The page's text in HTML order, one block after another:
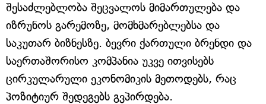
შესაძლებლობა შეცვალოს მიმართულება და
იზრუნოს გარემოზე, მომხმარებლებსა და
საკუთარ ბიზნესზე. ბევრი ქართული ბრენდი და
საერთაშორისო კომპანია უკვე ითვისებს
ცირკულარული ეკონომიკის მეთოდებს, რაც
პოზიტიურ შედეგებს გვპირდება.